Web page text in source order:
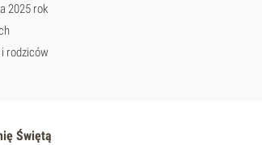
2025 rok
rodziców
Świętą